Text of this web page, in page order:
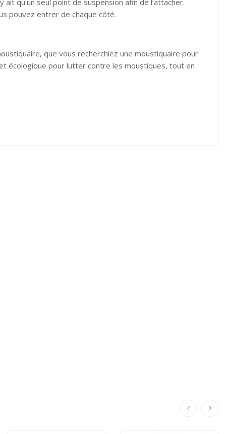
qu'un seul point de suspension afin de l’attacher.
pouvez entrer de chaque côté.
que vous recherchiez une moustiquaire pour
écologique pour lutter contre les moustiques, tout en